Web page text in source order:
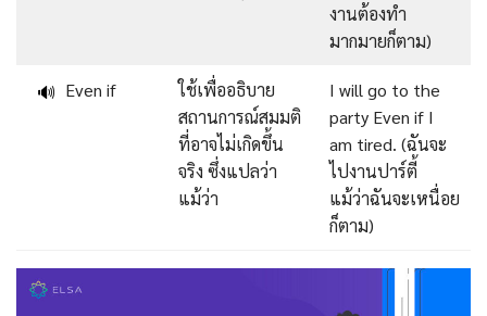
งานต้องทำ
มากมายก็ตาม)
🔊 Even if
ใช้เพื่ออธิบาย
สถานการณ์สมมติ
ที่อาจไม่เกิดขึ้น
จริง ซึ่งแปลว่า
แม้ว่า
I will go to the
party Even if I
am tired. (ฉันจะ
ไปงานปาร์ตี้
แม้ว่าฉันจะเหนื่อย
ก็ตาม)